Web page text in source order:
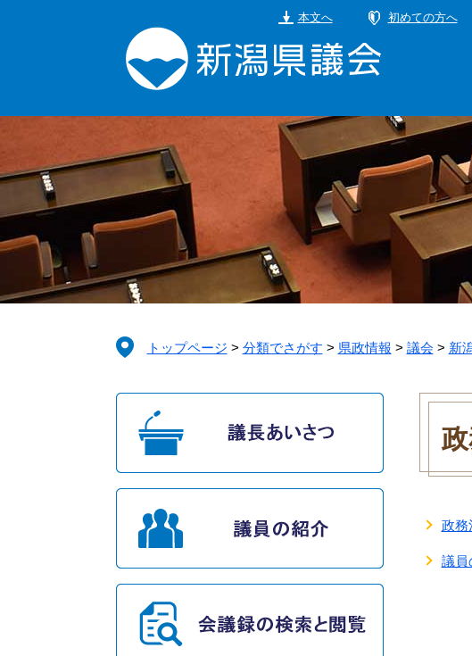
頭
飛
て
へ
本文へ 初めての方へ
トップページ > 分類でさがす > 県政情報 > 議会 > 新
本
政務
議員